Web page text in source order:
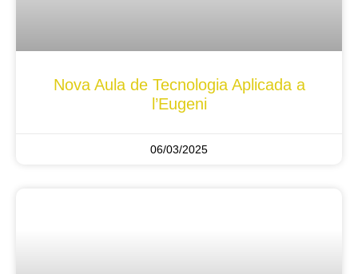
Nova Aula de Tecnologia Aplicada a
l’Eugeni
06/03/2025